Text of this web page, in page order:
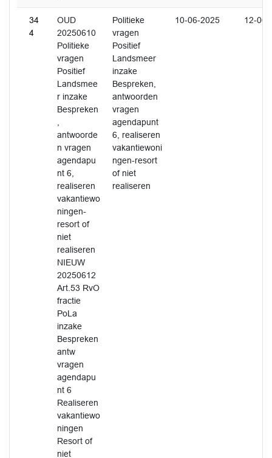
34
4
OUD
20250610
Politieke
vragen
Positief
Landsmee
r inzake
Bespreken
antwoorde
n vragen
agendapu
nt 6,
realiseren
vakantiewo
ningen-
resort of
niet
realiseren
NIEUW
20250612
Art.53 RvO
fractie
PoLa
inzake
Bespreken
antw
vragen
agendapu
nt 6
Realiseren
vakantiewo
ningen
Resort of
niet
Politieke
vragen
Positief
Landsmeer
inzake
Bespreken,
antwoorden
vragen
agendapunt
6, realiseren
vakantiewoni
ngen-resort
of niet
realiseren
10-06-2025 12-06-